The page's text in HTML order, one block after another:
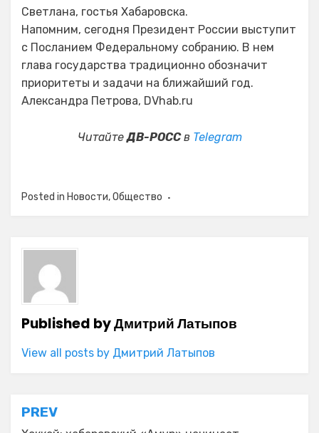
Светлана, гостья Хабаровска.
Напомним, сегодня Президент России выступит
с Посланием Федеральному собранию. В нем
глава государства традиционно обозначит
приоритеты и задачи на ближайший год.
Александра Петрова, DVhab.ru
ЧитайтеДВ-РОССв Telegram
Posted in Новости,Общество
Published byДмитрий Латыпов
View all posts by Дмитрий Латыпов
Навигация
PREV